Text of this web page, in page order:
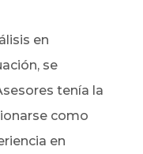
en
se
tenía la
como
en